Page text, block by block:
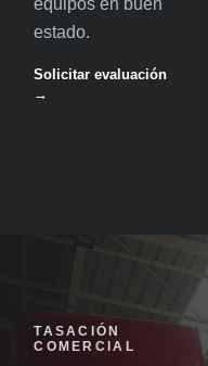
equipos en buen
estado.
Solicitar evaluación
→
TASACIÓN
COMERCIAL